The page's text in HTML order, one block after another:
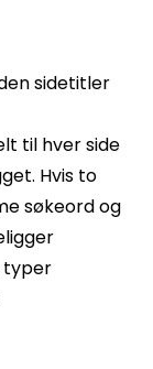
sidetitler
til hver side
Hvis to
søkeord og
typer